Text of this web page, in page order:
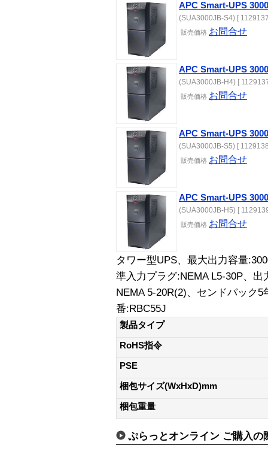
APC Smart-UPS
(SUA3000JB-S4) [
販売価格 お問合せ
APC Smart-UPS
(SUA3000JB-H4) [
販売価格 お問合せ
APC Smart-UPS
(SUA3000JB-S5) [
販売価格 お問合せ
APC Smart-UPS
(SUA3000JB-H5) [
販売価格 お問合せ
タワー型UPS、最大出力容量
準入力プラグ:NEMA L5-30P、
NEMA 5-20R(2)、センドバック
番:RBC55J
製品タイプ
RoHS指令
PSE
梱包サイズ(WxHxD)mm
梱包重量
ぷらっとオンライン ご購入の